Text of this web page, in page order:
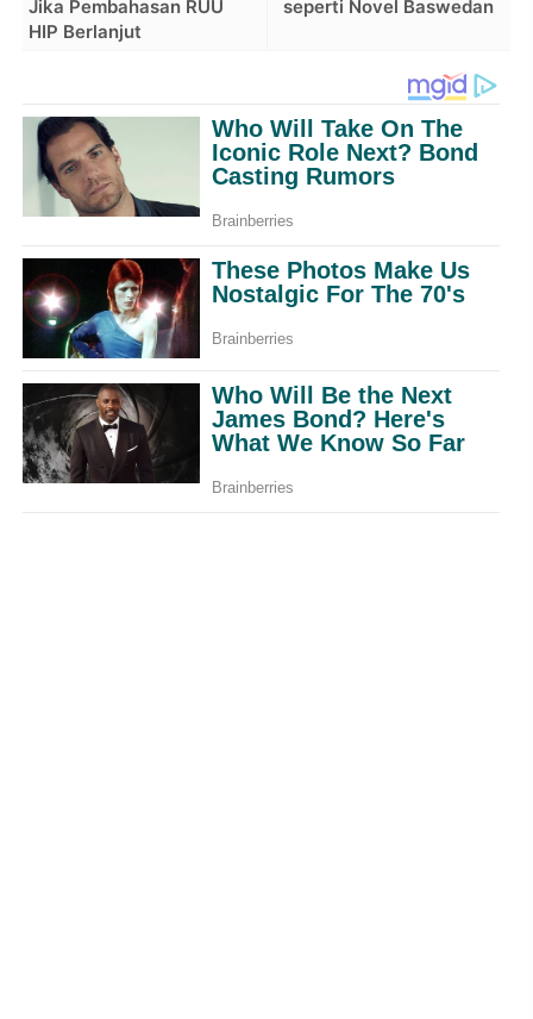
seperti Novel Baswedan
Jika Pembahasan RUU
HIP Berlanjut